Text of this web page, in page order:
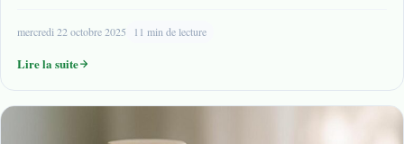
mercredi 22 octobre 2025 11 min de lecture
Lire la suite